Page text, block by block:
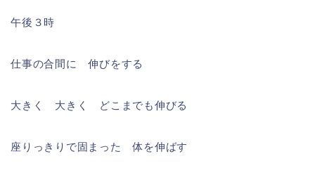
午後３時
仕事の合間に 伸びをする
大きく 大きく どこまでも伸びる
座りっきりで固まった 体を伸ばす